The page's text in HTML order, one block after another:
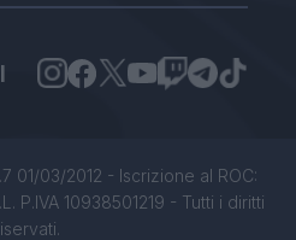
01/03/2012 - Iscrizione al ROC:
P.IVA 10938501219 - Tutti i diritti